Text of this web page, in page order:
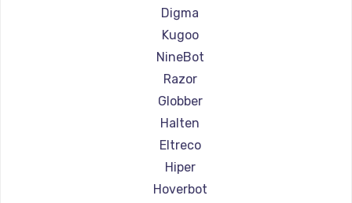
Ремонт самокатов Segway
Ремонт самокатов KIRIN
Digma
Kugoo
NineBot
Razor
Globber
Halten
Eltreco
Hiper
Hoverbot